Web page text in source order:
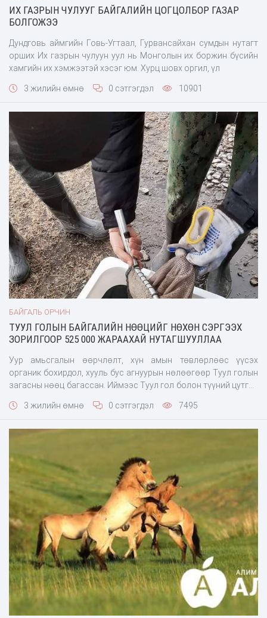
ИХ ГАЗРЫН ЧУЛУУГ БАЙГАЛИЙН ЦОГЦОЛБОР ГАЗАР
БОЛГОЖЭЭ
Дундговь аймгийн Говь-Угтаал, Гурвансайхан сумдын нутагт
орших Их газрын чулуун уул нь Монголын их боржин бүсийн
хамгийн их хэмжээтэй хэсэг юм. Хурц шовх оргил, үл
3 жилийн өмнө 0 сэтгэгдэл 10901
БАЙГАЛЬ ОРЧИН
ТУУЛ ГОЛЫН БАЙГАЛИЙН НӨӨЦИЙГ НӨХӨН СЭРГЭЭХ
ЗОРИЛГООР 525 000 ЖАРААХАЙ НУТАГШУУЛЛАА
Уур амьсгалын өөрчлөлт, хүн амын төвлөрлөөс үүсэх
органик бохирдол, хууль бус агнуурын нөлөөгөөр Туул голын
загасны нөөц багассан. Иймээс Туул гол болон түүний цутгал
сэргээн нутагшуулах зорилгоор Төв аймгийн Эрдэнэ сумын
3 жилийн өмнө 0 сэтгэгдэл 7495